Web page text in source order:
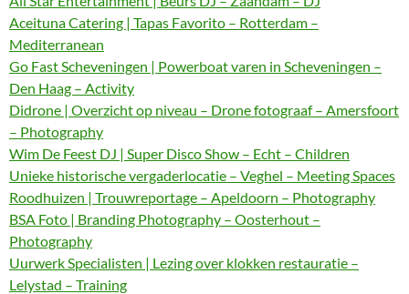
Aceituna Catering | Tapas Favorito – Rotterdam –
Mediterranean
Go Fast Scheveningen | Powerboat varen in Scheveningen –
Den Haag – Activity
Didrone | Overzicht op niveau – Drone fotograaf – Amersfoort
– Photography
Wim De Feest DJ | Super Disco Show – Echt – Children
Unieke historische vergaderlocatie – Veghel – Meeting Spaces
Roodhuizen | Trouwreportage – Apeldoorn – Photography
BSA Foto | Branding Photography – Oosterhout –
Photography
Uurwerk Specialisten | Lezing over klokken restauratie –
Lelystad – Training